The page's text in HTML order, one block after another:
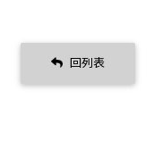
回列表